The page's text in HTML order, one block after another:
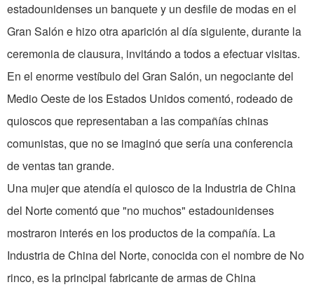
estadounidenses un banquete y un desfile de modas en el
Gran Salón e hizo otra aparición al día siguiente, durante la
ceremonia de clausura, invitándo a todos a efectuar visitas.
En el enorme vestíbulo del Gran Salón, un negociante del
Medio Oeste de los Estados Unidos comentó, rodeado de
quioscos que representaban a las compañías chinas
comunistas, que no se imaginó que sería una conferencia
de ventas tan grande.
Una mujer que atendía el quiosco de la Industria de China
del Norte comentó que "no muchos" estadounidenses
mostraron interés en los productos de la compañía. La
Industria de China del Norte, conocida con el nombre de No
rinco, es la principal fabricante de armas de China